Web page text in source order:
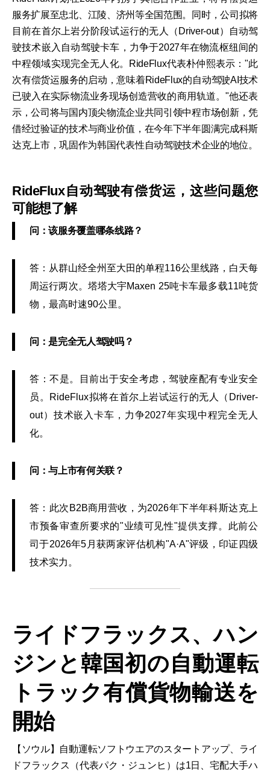
服务扩展至忠北、江陵、济州等全国范围。同时，公司拟将
目前在首尔上岩分阶段试运行的无人（Driver-out）自动驾
驶技术嵌入自动驾驶卡车，力争于2027年在物流枢纽间的
中程领域实现完全无人化。RideFlux代表朴仲熙表示："此
次有偿货运服务的启动，意味着RideFlux的自动驾驶AI技术
已驶入在实际物流业务现场创造营收的商用轨道。"他还表
示，公司将与国内顶尖物流企业共同引领中程市场创新，凭
借经过验证的技术与商业价值，在今年下半年圆满完成科斯
达克上市，巩固作为韩国代表性自动驾驶技术企业的地位。
RideFlux自动驾驶有偿货运，这些问题您
可能想了解
问：该服务覆盖哪条线路？
答：从群山经全州至大田的单程116公里线路，白天每
周运行两次。塔塔大宇Maxen 25吨卡车最多载11吨货
物，最高时速90公里。
问：是完全无人驾驶吗？
答：不是。目前出于安全考虑，驾驶座配有专业安全
员。RideFlux拟将在首尔上岩试运行的无人（Driver-
out）技术嵌入卡车，力争2027年实现中程完全无人
化。
问：与上市有何关联？
答：此次B2B商用营收，为2026年下半年科斯达克上
市预备审查所要求的"业绩可见性"提供支撑。此前公
司于2026年5月获两家评估机构"A·A"评级，印证四级
技术实力。
ライドフラックス、ハン
ジンと韓国初の自動運転
トラック有償貨物輸送を
開始
【ソウル】自動運転ソフトウエアのスタートアップ、ライ
ドフラックス（代表パク・ジュンヒ）は1日、宅配大手ハ